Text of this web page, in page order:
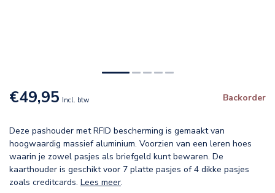
€49,95 Incl. btw Backorder
Deze pashouder met RFID bescherming is gemaakt van
hoogwaardig massief aluminium. Voorzien van een leren hoes
waarin je zowel pasjes als briefgeld kunt bewaren. De
kaarthouder is geschikt voor 7 platte pasjes of 4 dikke pasjes
zoals creditcards. Lees meer.